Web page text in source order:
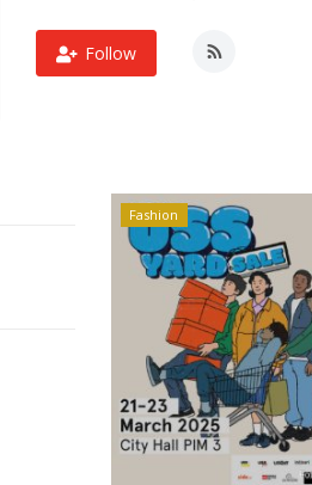
Follow
Fashion